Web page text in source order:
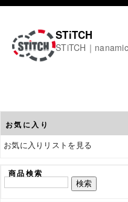
STiTCH
STiTCH｜
お気に入り
お気に入りリストを見る
商品検索